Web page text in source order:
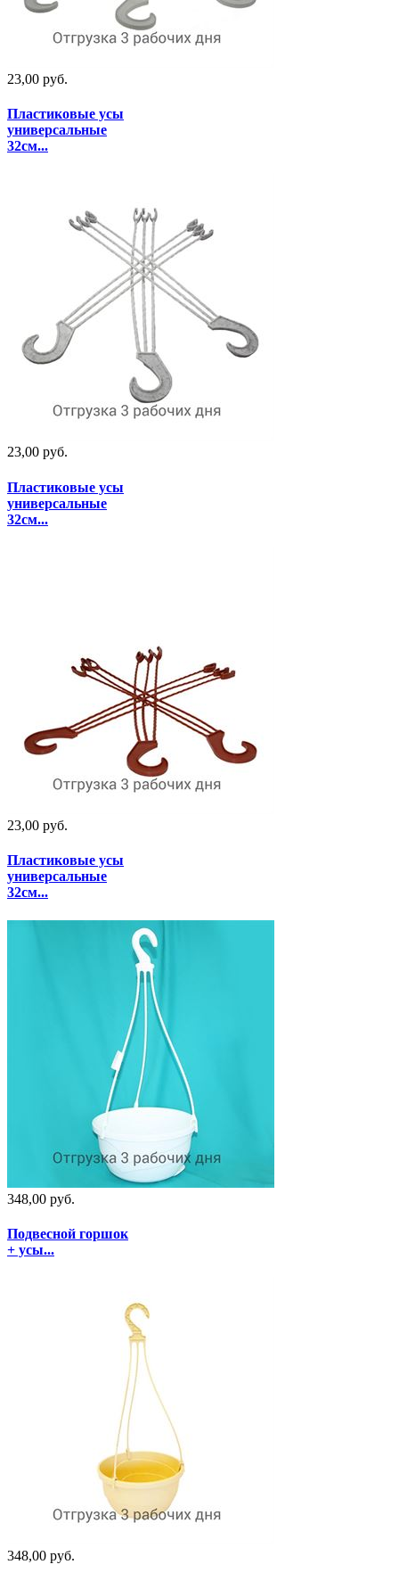
23,00 руб.
Пластиковые усы
универсальные
32см...
23,00 руб.
Пластиковые усы
универсальные
32см...
23,00 руб.
Пластиковые усы
универсальные
32см...
348,00 руб.
Подвесной горшок
+ усы...
348,00 руб.